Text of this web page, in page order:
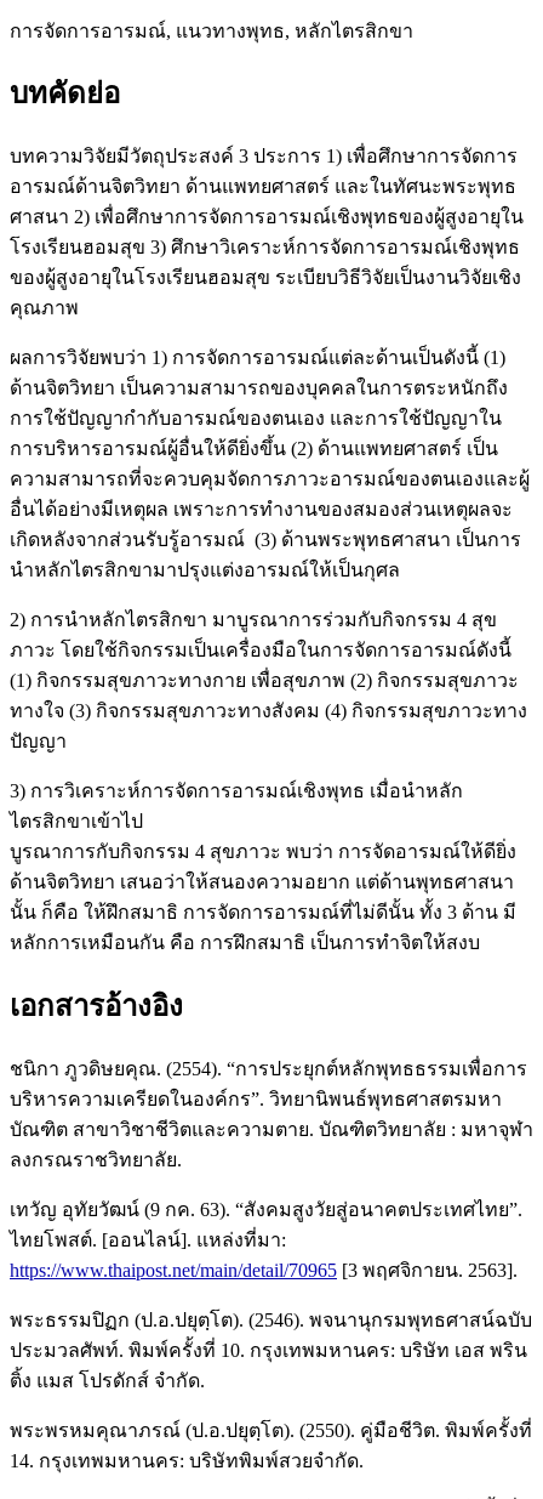
การจัดการอารมณ์, แนวทางพุทธ, หลักไตรสิกขา
บทคัดย่อ
บทความวิจัยมีวัตถุประสงค์ 3 ประการ 1) เพื่อศึกษาการจัดการ
อารมณ์ด้านจิตวิทยา ด้านแพทยศาสตร์ และในทัศนะพระพุทธ
ศาสนา 2) เพื่อศึกษาการจัดการอารมณ์เชิงพุทธของผู้สูงอายุใน
โรงเรียนฮอมสุข 3) ศึกษาวิเคราะห์การจัดการอารมณ์เชิงพุทธ
ของผู้สูงอายุในโรงเรียนฮอมสุข ระเบียบวิธีวิจัยเป็นงานวิจัยเชิง
คุณภาพ
ผลการวิจัยพบว่า 1) การจัดการอารมณ์แต่ละด้านเป็นดังนี้ (1)
ด้านจิตวิทยา เป็นความสามารถของบุคคลในการตระหนักถึง
การใช้ปัญญากำกับอารมณ์ของตนเอง และการใช้ปัญญาใน
การบริหารอารมณ์ผู้อื่นให้ดียิ่งขึ้น (2) ด้านแพทยศาสตร์ เป็น
ความสามารถที่จะควบคุมจัดการภาวะอารมณ์ของตนเองและผู้
อื่นได้อย่างมีเหตุผล เพราะการทำงานของสมองส่วนเหตุผลจะ
เกิดหลังจากส่วนรับรู้อารมณ์ (3) ด้านพระพุทธศาสนา เป็นการ
นำหลักไตรสิกขามาปรุงแต่งอารมณ์ให้เป็นกุศล
2) การนำหลักไตรสิกขา มาบูรณาการร่วมกับกิจกรรม 4 สุข
ภาวะ โดยใช้กิจกรรมเป็นเครื่องมือในการจัดการอารมณ์ดังนี้
(1) กิจกรรมสุขภาวะทางกาย เพื่อสุขภาพ (2) กิจกรรมสุขภาวะ
ทางใจ (3) กิจกรรมสุขภาวะทางสังคม (4) กิจกรรมสุขภาวะทาง
ปัญญา
3) การวิเคราะห์การจัดการอารมณ์เชิงพุทธ เมื่อนำหลัก
ไตรสิกขาเข้าไป
บูรณาการกับกิจกรรม 4 สุขภาวะ พบว่า การจัดอารมณ์ให้ดียิ่ง
ด้านจิตวิทยา เสนอว่าให้สนองความอยาก แต่ด้านพุทธศาสนา
นั้น ก็คือ ให้ฝึกสมาธิ การจัดการอารมณ์ที่ไม่ดีนั้น ทั้ง 3 ด้าน มี
หลักการเหมือนกัน คือ การฝึกสมาธิ เป็นการทำจิตให้สงบ
เอกสารอ้างอิง
ชนิกา ภูวดิษยคุณ. (2554). “การประยุกต์หลักพุทธธรรมเพื่อการ
บริหารความเครียดในองค์กร”. วิทยานิพนธ์พุทธศาสตรมหา
บัณฑิต สาขาวิชาชีวิตและความตาย. บัณฑิตวิทยาลัย : มหาจุฬา
ลงกรณราชวิทยาลัย.
เทวัญ อุทัยวัฒน์ (9 กค. 63). “สังคมสูงวัยสู่อนาคตประเทศไทย”.
ไทยโพสต์. [ออนไลน์]. แหล่งที่มา:
https://www.thaipost.net/main/detail/70965 [3 พฤศจิกายน. 2563].
พระธรรมปิฏก (ป.อ.ปยุตฺโต). (2546). พจนานุกรมพุทธศาสน์ฉบับ
ประมวลศัพท์. พิมพ์ครั้งที่ 10. กรุงเทพมหานคร: บริษัท เอส พริน
ติ้ง แมส โปรดักส์ จำกัด.
พระพรหมคุณาภรณ์ (ป.อ.ปยุตฺโต). (2550). คู่มือชีวิต. พิมพ์ครั้งที่
14. กรุงเทพมหานคร: บริษัทพิมพ์สวยจำกัด.